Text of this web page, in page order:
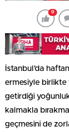
0
İstanbul’da
ermesiyle birlikte
getirdiği
kalmakla
geçmesini de